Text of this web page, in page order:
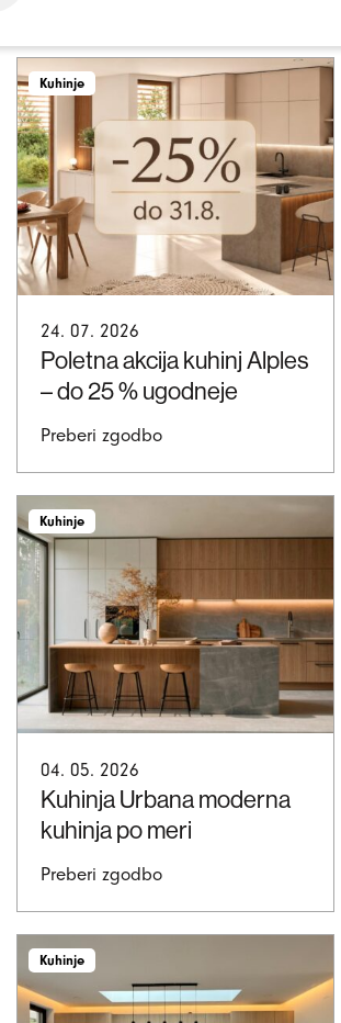
Kuhinje
24. 07. 2026
Poletna akcija kuhinj Alples
– do 25 % ugodneje
Preberi zgodbo
Kuhinje
04. 05. 2026
Kuhinja Urbana moderna
kuhinja po meri
Preberi zgodbo
Kuhinje